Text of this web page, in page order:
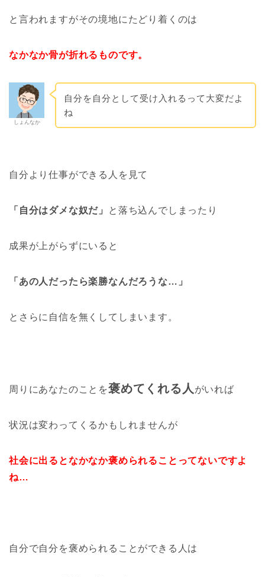
と言われますがその境地にたどり着くのは
なかなか骨が折れるものです。
しょんなか
自分を自分として受け入れるって大変だよ
ね
自分より仕事ができる人を見て
「自分はダメな奴だ」 と落ち込んでしまったり
成果が上がらずにいると
「あの人だったら楽勝なんだろうな…」
とさらに自信を無くしてしまいます。
周りにあなたのことを褒めてくれる人がいれば
状況は変わってくるかもしれませんが
社会に出るとなかなか褒められることってないですよ
ね…
自分で自分を褒められることができる人は